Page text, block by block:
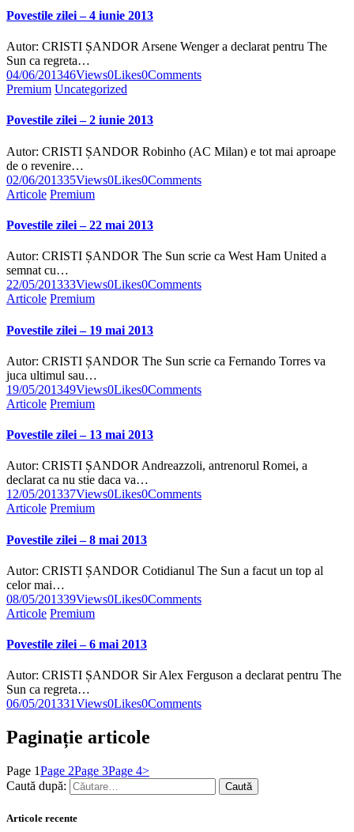
Povestile zilei – 4 iunie 2013
Autor: CRISTI ȘANDOR Arsene Wenger a declarat pentru The
Sun ca regreta…
04/06/201346Views0Likes0Comments
Premium Uncategorized
Povestile zilei – 2 iunie 2013
Autor: CRISTI ȘANDOR Robinho (AC Milan) e tot mai aproape
de o revenire…
02/06/201335Views0Likes0Comments
Articole Premium
Povestile zilei – 22 mai 2013
Autor: CRISTI ȘANDOR The Sun scrie ca West Ham United a
semnat cu…
22/05/201333Views0Likes0Comments
Articole Premium
Povestile zilei – 19 mai 2013
Autor: CRISTI ȘANDOR The Sun scrie ca Fernando Torres va
juca ultimul sau…
19/05/201349Views0Likes0Comments
Articole Premium
Povestile zilei – 13 mai 2013
Autor: CRISTI ȘANDOR Andreazzoli, antrenorul Romei, a
declarat ca nu stie daca va…
12/05/201337Views0Likes0Comments
Articole Premium
Povestile zilei – 8 mai 2013
Autor: CRISTI ȘANDOR Cotidianul The Sun a facut un top al
celor mai…
08/05/201339Views0Likes0Comments
Articole Premium
Povestile zilei – 6 mai 2013
Autor: CRISTI ȘANDOR Sir Alex Ferguson a declarat pentru The
Sun ca regreta…
06/05/201331Views0Likes0Comments
Paginație articole
Page 1Page 2Page 3Page 4>
Caută după:
Articole recente